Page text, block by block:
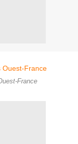
France